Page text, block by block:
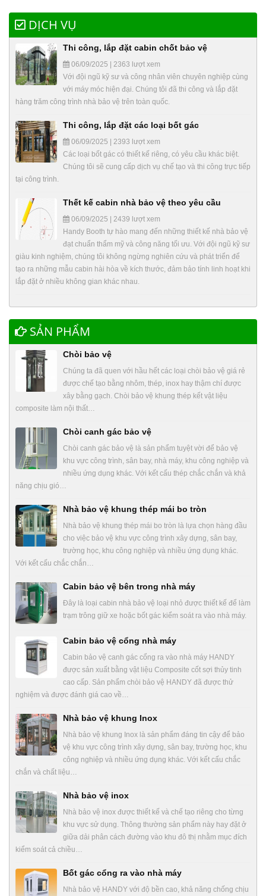
DỊCH VỤ
Thi công, lắp đặt cabin chốt bảo vệ
06/09/2025 | 2363 lượt xem
Với đội ngũ kỹ sư và công nhân viên chuyên nghiệp cùng
với máy móc hiện đại. Chúng tôi đã thi công và lắp đặt
hàng trăm công trình nhà bảo vệ trên toàn quốc.
Thi công, lắp đặt các loại bốt gác
06/09/2025 | 2393 lượt xem
Các loại bốt gác có thiết kế riêng, có yêu cầu khác biệt.
Chúng tôi sẽ cung cấp dịch vụ chế tạo và thi công trực tiếp
tại công trình.
Thết kế cabin nhà bảo vệ theo yêu cầu
06/09/2025 | 2439 lượt xem
Handy Booth tự hào mang đến những thiết kế nhà bảo vệ
đạt chuẩn thẩm mỹ và công năng tối ưu. Với đội ngũ kỹ sư
giàu kinh nghiệm, chúng tôi không ngừng nghiên cứu và phát triển để
tạo ra những mẫu cabin hài hòa về kích thước, đảm bảo tính linh hoạt khi
lắp đặt ở nhiều không gian khác nhau.
SẢN PHẨM
Chòi bảo vệ
Chúng ta đã quen với hầu hết các loại chòi bảo vệ giá rẻ
được chế tạo bằng nhôm, thép, inox hay thậm chí được
xây bằng gạch. Chòi bảo vệ khung thép kết vật liệu
composite làm nội thất…
Chòi canh gác bảo vệ
Chòi canh gác bảo vệ là sản phẩm tuyệt vời để bảo vệ
khu vực công trình, sân bay, nhà máy, khu công nghiệp và
nhiều ứng dụng khác. Với kết cấu thép chắc chắn và khả
năng chịu gió…
Nhà bảo vệ khung thép mái bo tròn
Nhà bảo vệ khung thép mái bo tròn là lựa chọn hàng đầu
cho việc bảo vệ khu vực công trình xây dựng, sân bay,
trường học, khu công nghiệp và nhiều ứng dụng khác.
Với kết cấu chắc chắn…
Cabin bảo vệ bên trong nhà máy
Đây là loại cabin nhà bảo vệ loại nhỏ được thiết kế để làm
trạm trông giữ xe hoặc bốt gác kiểm soát ra vào nhà máy.
Cabin bảo vệ cổng nhà máy
Cabin bảo vệ canh gác cổng ra vào nhà máy HANDY
được sản xuất bằng vật liệu Composite cốt sợi thủy tinh
cao cấp. Sản phẩm chòi bảo vệ HANDY đã được thử
nghiệm và được đánh giá cao về…
Nhà bảo vệ khung Inox
Nhà bảo vệ khung Inox là sản phẩm đáng tin cậy để bảo
vệ khu vực công trình xây dựng, sân bay, trường học, khu
công nghiệp và nhiều ứng dụng khác. Với kết cấu chắc
chắn và chất liệu…
Nhà bảo vệ inox
Nhà bảo vệ inox được thiết kế và chế tạo riêng cho từng
khu vực sử dụng. Thông thường sản phẩm này hay đặt ở
giữa dải phân cách đường vào khu đô thị nhằm mục đích
kiểm soát cả chiều…
Bốt gác cổng ra vào nhà máy
Nhà bảo vệ HANDY với độ bền cao, khả năng chống chịu